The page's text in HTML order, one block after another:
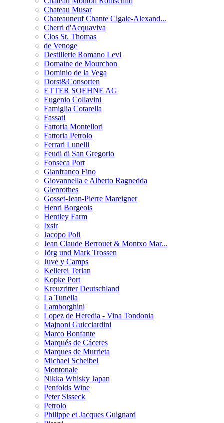
Chateau Musar
Chateauneuf Chante Cigale-Alexand...
Cherri d'Acquaviva
Clos St. Thomas
de Venoge
Destillerie Romano Levi
Domaine de Mourchon
Dominio de la Vega
Dorst&Consorten
ETTER SOEHNE AG
Eugenio Collavini
Famiglia Cotarella
Fassati
Fattoria Montellori
Fattoria Petrolo
Ferrari Lunelli
Feudi di San Gregorio
Fonseca Port
Gianfranco Fino
Giovannella e Alberto Ragnedda
Glenrothes
Gosset-Jean-Pierre Mareigner
Henri Borgeois
Hentley Farm
Ixsir
Jacopo Poli
Jean Claude Berrouet & Montxo Mar...
Jörg und Mark Trossen
Juve y Camps
Kellerei Terlan
Kopke Port
Kreuzritter Deutschland
La Tunella
Lamborghini
Lopez de Heredia - Vina Tondonia
Majnoni Guicciardini
Marco Bonfante
Marqués de Cáceres
Marques de Murrieta
Michael Scheibel
Montonale
Nikka Whisky Japan
Penfolds Wine
Peter Sisseck
Petrolo
Philippe et Jacques Guignard